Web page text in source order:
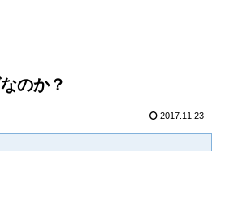
のか？
2017.11.23